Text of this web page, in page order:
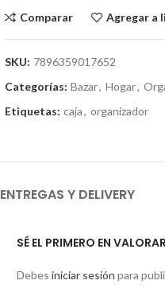
Comparar Agregar a
SKU: 7896359017652
Categorías: Bazar, Hogar,
Etiquetas: caja, organizador
ENTREGAS Y DELIVERY
SÉ EL PRIMERO EN
Debes iniciar sesión para